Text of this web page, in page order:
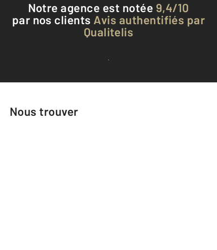
Notre agence est notée 9,4/10
par nos clients Avis authentifiés par
Qualitelis
Voir tous les avis clients
Nous trouver